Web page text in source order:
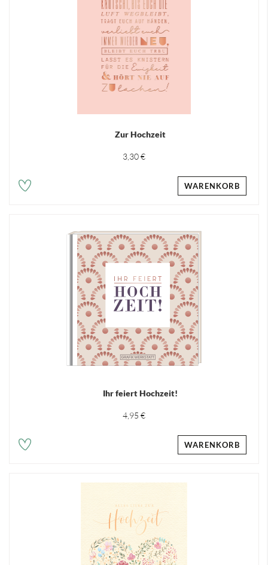
Zur Hochzeit
3,30 €
WARENKORB
Ihr feiert Hochzeit!
4,95 €
WARENKORB